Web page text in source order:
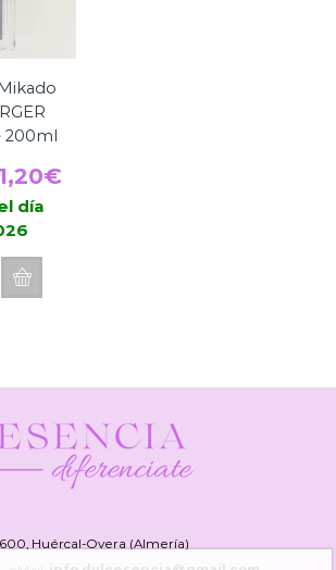
200ml
€El
día
Huércal-Overa (Almería)